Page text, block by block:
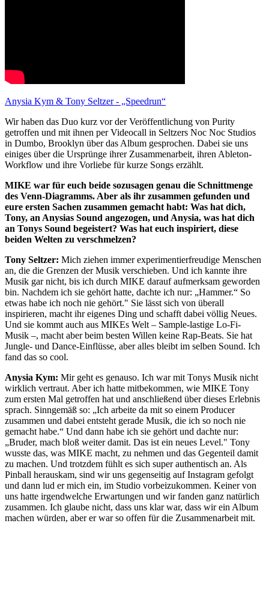
Anysia Kym & Tony Seltzer - „Speedrun“
Wir haben das Duo kurz vor der Veröffentlichung von Purity
getroffen und mit ihnen per Videocall in Seltzers Noc Noc Studios
in Dumbo, Brooklyn über das Album gesprochen. Dabei sie uns
einiges über die Ursprünge ihrer Zusammenarbeit, ihren Ableton-
Workflow und ihre Vorliebe für kurze Songs erzählt.
MIKE war für euch beide sozusagen genau die Schnittmenge
des Venn-Diagramms. Aber als ihr zusammen gefunden und
eure ersten Sachen zusammen gemacht habt: Was hat dich,
Tony, an Anysias Sound angezogen, und Anysia, was hat dich
an Tonys Sound begeistert? Was hat euch inspiriert, diese
beiden Welten zu verschmelzen?
Tony Seltzer: Mich ziehen immer experimentierfreudige Menschen
an, die die Grenzen der Musik verschieben. Und ich kannte ihre
Musik gar nicht, bis ich durch MIKE darauf aufmerksam geworden
bin. Nachdem ich sie gehört hatte, dachte ich nur: „Hammer.“ So
etwas habe ich noch nie gehört." Sie lässt sich von überall
inspirieren, macht ihr eigenes Ding und schafft dabei völlig Neues.
Und sie kommt auch aus MIKEs Welt – Sample-lastige Lo-Fi-
Musik –, macht aber beim besten Willen keine Rap-Beats. Sie hat
Jungle- und Dance-Einflüsse, aber alles bleibt im selben Sound. Ich
fand das so cool.
Anysia Kym: Mir geht es genauso. Ich war mit Tonys Musik nicht
wirklich vertraut. Aber ich hatte mitbekommen, wie MIKE Tony
zum ersten Mal getroffen hat und anschließend über dieses Erlebnis
sprach. Sinngemäß so: „Ich arbeite da mit so einem Producer
zusammen und dabei entsteht gerade Musik, die ich so noch nie
gemacht habe.“ Und dann habe ich sie gehört und dachte nur:
„Bruder, mach bloß weiter damit. Das ist ein neues Level." Tony
wusste das, was MIKE macht, zu nehmen und das Gegenteil damit
zu machen. Und trotzdem fühlt es sich super authentisch an. Als
Pinball herauskam, sind wir uns gegenseitig auf Instagram gefolgt
und dann lud er mich ein, im Studio vorbeizukommen. Keiner von
uns hatte irgendwelche Erwartungen und wir fanden ganz natürlich
zusammen. Ich glaube nicht, dass uns klar war, dass wir ein Album
machen würden, aber er war so offen für die Zusammenarbeit mit.